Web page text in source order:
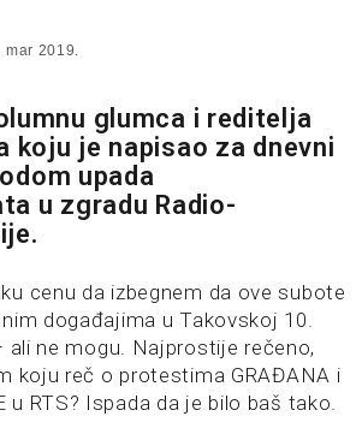
mar 2019.
glumca i reditelja
koju je napisao za dnevni
upada
u zgradu Radio-
cenu da izbegnem da ove subote
događajima u Takovskoj 10.
ali ne mogu. Najprostije rečeno,
koju reč o protestima GRAĐANA i
u RTS? Ispada da je bilo baš tako.